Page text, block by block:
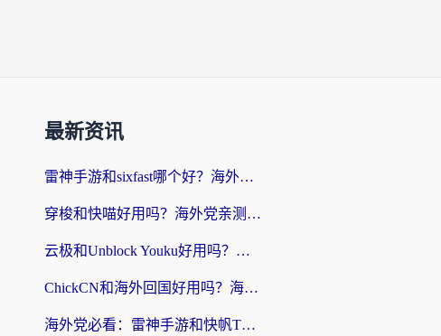
最新资讯
雷神手游和sixfast哪个好？海外党亲测3款回国加速器，教你选对不踩坑
穿梭和快喵好用吗？海外党亲测：小众加速器对比+番茄加速器深度体验
云极和Unblock Youku好用吗？海外党亲测+2026回国加速器避坑指南
ChickCN和海外回国好用吗？海外党2026亲测：从手游到影音，选对加速器的3个关键
海外党必看：雷神手游和快帆TV版好用吗？3步选对回国加速器不踩坑